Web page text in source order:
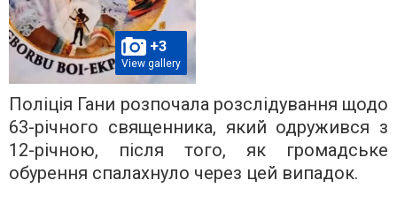
+3
View gallery
Поліція Гани розпочала розслідування щодо
63-річного священника, який одружився з
12-річною, після того, як громадське
обурення спалахнуло через цей випадок.